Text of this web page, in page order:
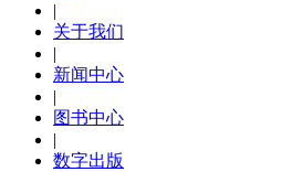
|
关于我们
|
新闻中心
|
图书中心
|
数字出版